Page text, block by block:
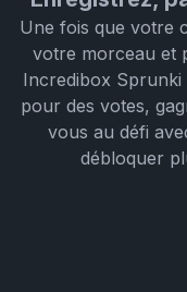
Une fois que votre
votre morceau et
Incredibox Sprunki
pour des votes,
vous au défi
débloquer